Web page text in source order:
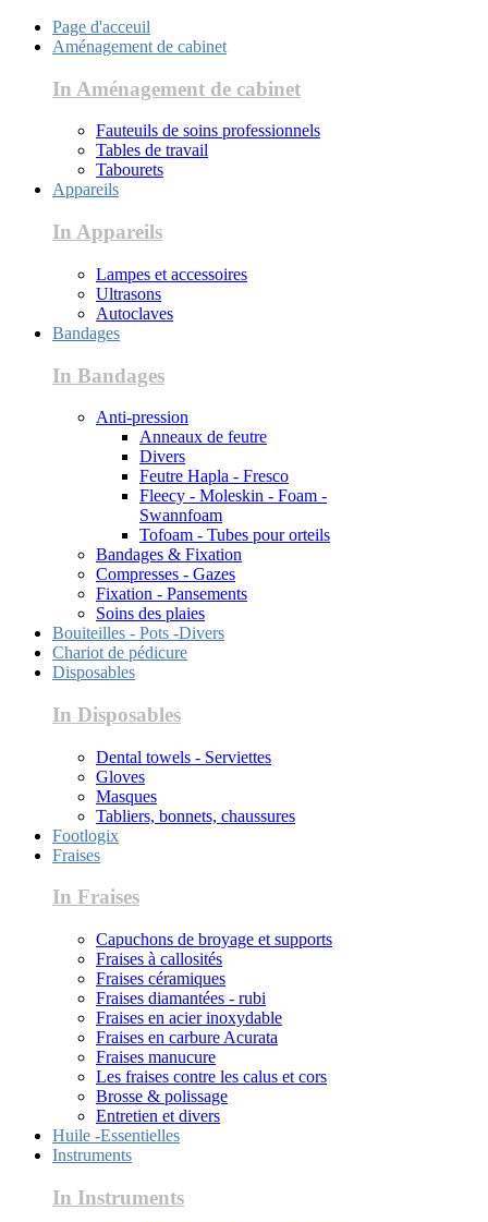
Page d'acceuil
Aménagement de cabinet
In Aménagement de cabinet
Fauteuils de soins professionnels
Tables de travail
Tabourets
Appareils
In Appareils
Lampes et accessoires
Ultrasons
Autoclaves
Bandages
In Bandages
Anti-pression
Anneaux de feutre
Divers
Feutre Hapla - Fresco
Fleecy - Moleskin - Foam -
Swannfoam
Tofoam - Tubes pour orteils
Bandages & Fixation
Compresses - Gazes
Fixation - Pansements
Soins des plaies
Bouiteilles - Pots -Divers
Chariot de pédicure
Disposables
In Disposables
Dental towels - Serviettes
Gloves
Masques
Tabliers, bonnets, chaussures
Footlogix
Fraises
In Fraises
Capuchons de broyage et supports
Fraises à callosités
Fraises céramiques
Fraises diamantées - rubi
Fraises en acier inoxydable
Fraises en carbure Acurata
Fraises manucure
Les fraises contre les calus et cors
Brosse & polissage
Entretien et divers
Huile -Essentielles
Instruments
In Instruments